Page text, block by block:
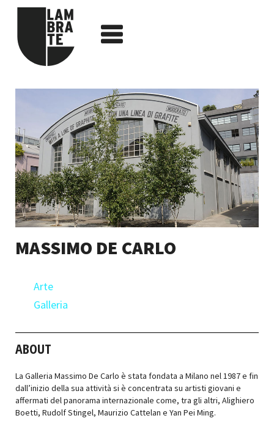
MASSIMO DE CARLO
Arte
Galleria
ABOUT
La Galleria Massimo De Carlo è stata fondata a Milano nel 1987 e fin
dall’inizio della sua attività si è concentrata su artisti giovani e
affermati del panorama internazionale come, tra gli altri, Alighiero
Boetti, Rudolf Stingel, Maurizio Cattelan e Yan Pei Ming.